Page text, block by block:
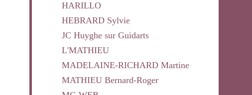
HARILLO
HEBRARD Sylvie
JC Huyghe sur Guidarts
L'MATHIEU
MADELAINE-RICHARD Martine
MATHIEU Bernard-Roger